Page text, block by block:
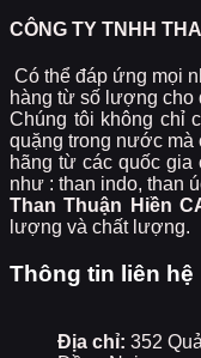
CÔNG TY TNHH
Có thể đáp ứng mọi
hàng từ số lượng cho
Chúng tôi không chỉ
quặng trong nước mà
hãng từ các quốc gia
như : than indo, than
Than Thuận Hiền
lượng và chất lượng.
Thông tin liên hệ
Địa chỉ: 352